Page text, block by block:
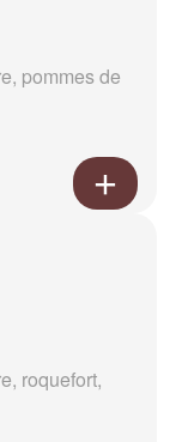
pommes de
roquefort,